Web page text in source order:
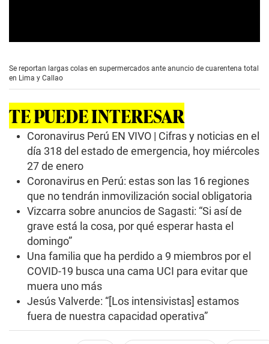
e
c
d
s
o
Se reportan largas colas en supermercados ante anuncio de cuarentena total
en Lima y Callao
TE PUEDE INTERESAR
Coronavirus Perú EN VIVO | Cifras y noticias en el
día 318 del estado de emergencia, hoy miércoles
27 de enero
Coronavirus en Perú: estas son las 16 regiones
que no tendrán inmovilización social obligatoria
Vizcarra sobre anuncios de Sagasti: “Si así de
grave está la cosa, por qué esperar hasta el
domingo”
Una familia que ha perdido a 9 miembros por el
COVID-19 busca una cama UCI para evitar que
muera uno más
Jesús Valverde: “[Los intensivistas] estamos
fuera de nuestra capacidad operativa”